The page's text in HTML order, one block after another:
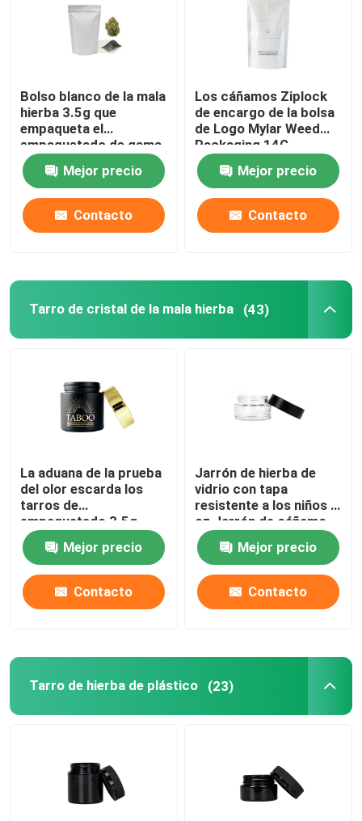
Cono Pre-Roll
Bolso blanco de la mala
hierba 3.5g que
empaqueta el
empaquetado de gama
alta brillante de la mala
hierba Mejor precio
Contacto
Los cáñamos Ziplock
de encargo de la bolsa
de Logo Mylar Weed
Packaging 14G
florecen el
empaquetado
Mejor precio
Contacto
Tarro de cristal de la mala hierba (43)
La aduana de la prueba
del olor escarda los
tarros de
empaquetado 3.5g
para la flor del cáñamo
Mejor precio
Contacto
Jarrón de hierba de
vidrio con tapa
resistente a los niños 1
oz Jarrón de cáñamo
hermético con tapa a
prueba de niños
Mejor precio
Contacto
Tarro de hierba de plástico (23)